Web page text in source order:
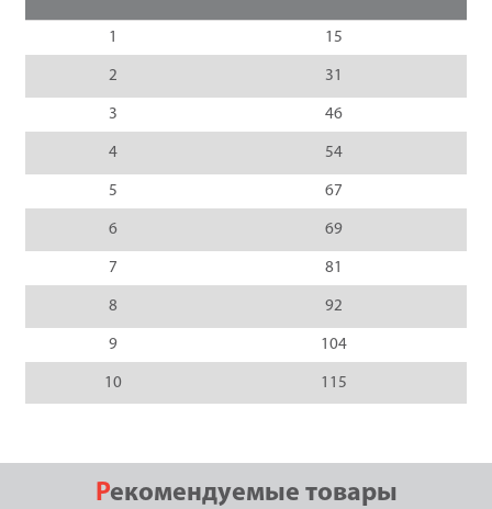
1 15
2 31
3 46
4 54
5 67
6 69
7 81
8 92
9 104
10 115
Рекомендуемые товары